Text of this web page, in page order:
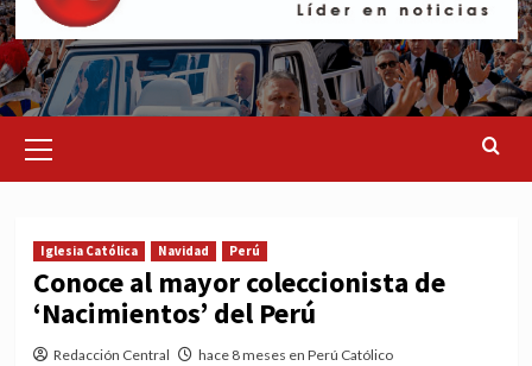
Menu
Iglesia Católica Navidad Perú
Conoce al mayor coleccionista de
‘Nacimientos’ del Perú
Redacción Central hace 8 meses en Perú Católico